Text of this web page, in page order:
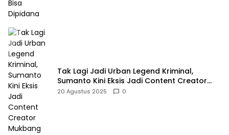
Tak Lagi Jadi Urban Legend Kriminal,
Sumanto Kini Eksis Jadi Content Creator
Mukbang
20 Agustus 2025 0